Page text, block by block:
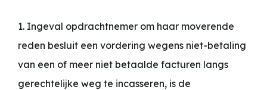
1. Ingeval opdrachtnemer om haar moverende
reden besluit een vordering wegens niet-betaling
van een of meer niet betaalde facturen langs
gerechtelijke weg te incasseren, is de